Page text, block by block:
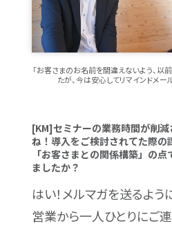
「お客さまのお名前を間違えないよう、以
たが、今は安心してリマインドメー
[KM]セミナーの業務時間が削
ね！導入をご検討されてた際の
「お客さまとの関係構築」の
ましたか？
はい！メルマガを送るよう
営業から一人ひとりにご連